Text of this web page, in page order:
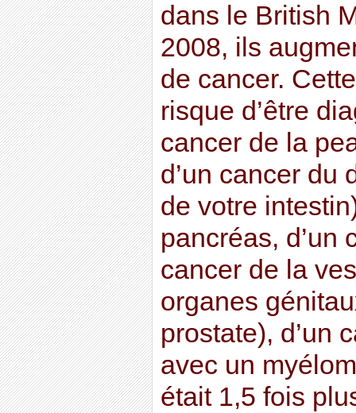
dans le British
2008, ils
de cancer.
risque d’être
cancer de la
d’un cancer du
de votre
pancréas, d’un
cancer de la
organes
prostate), d’un
avec un
était 1,5 fois